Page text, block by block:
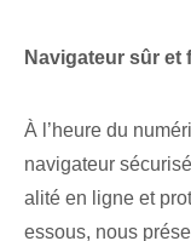
Navigateur sûr et
À l’heure du
navigateur
alité en ligne et
essous, nous